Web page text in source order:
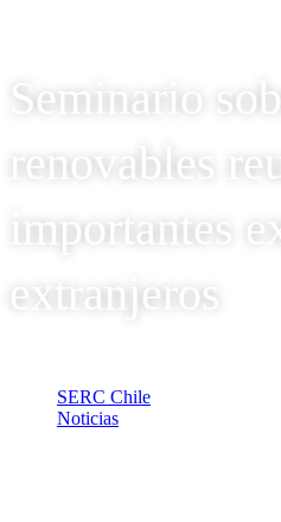
Seminario
renovables
importantes
extranjeros
SERC Chile
Noticias